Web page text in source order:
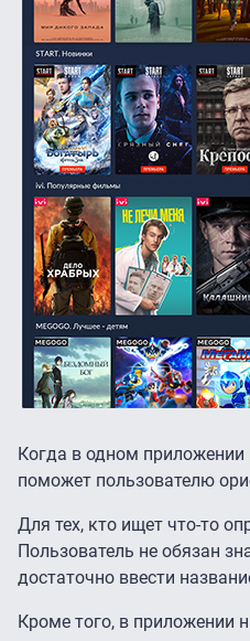
Когда в одном приложении
поможет пользователю
Для тех, кто ищет что-то
Пользователь не обязан
достаточно ввести
Кроме того, в приложении